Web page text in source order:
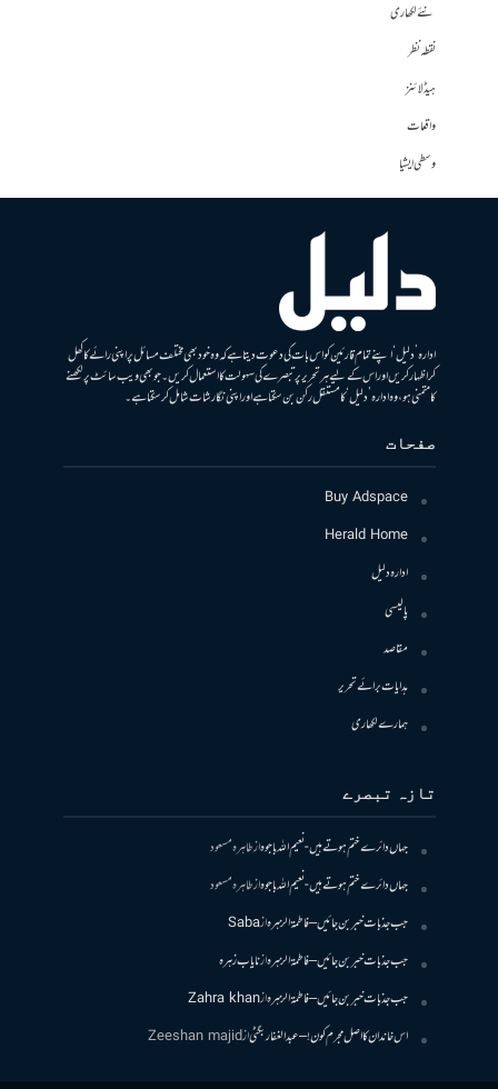
نئے لکھاری
نقطہ نظر
ہیڈلائنز
واقعات
وسطی ایشیا
ادارہ ’دلیل‘ اپنے تمام قارئین کو اس بات کی دعوت دیتا ہے کہ وہ خود بھی مختلف مسائل پر اپنی رائے کا کھل
کر اظہار کریں اور اس کے لیے ہر تحریر پر تبصرے کی سہولت کا استعمال کریں۔ جو بھی ویب سائٹ پر لکھنے
کا متمنی ہو، وہ ادارہ ’دلیل‘ کا مستقل رکن بن سکتا ہے اور اپنی نگارشات شامل کرسکتا ہے۔
صفحات
Buy Adspace
Herald Home
ادارہ دلیل
پالیسی
مقاصد
ہدایات برائے تحریر
ہمارے لکھاری
تازہ تبصرے
جہاں دائرے ختم ہوتے ہیں- نعیم اللہ باجوہازطاہرہ مسعود
جہاں دائرے ختم ہوتے ہیں- نعیم اللہ باجوہازطاہرہ مسعود
جب جذبات خبر بن جائیں – فاطمۃالزہرہازSaba
جب جذبات خبر بن جائیں – فاطمۃالزہرہازنایاب زہرہ
جب جذبات خبر بن جائیں – فاطمۃالزہرہازZahra khan
اس خاندان کا اصل مجرم کون! – عبدالغفار بگٹیازZeeshan majid